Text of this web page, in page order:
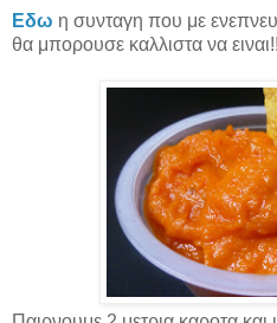
Εδω η συνταγη που με
θα μπορουσε καλλιστα να